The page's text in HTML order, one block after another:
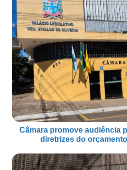
Câmara promove audiência
diretrizes do